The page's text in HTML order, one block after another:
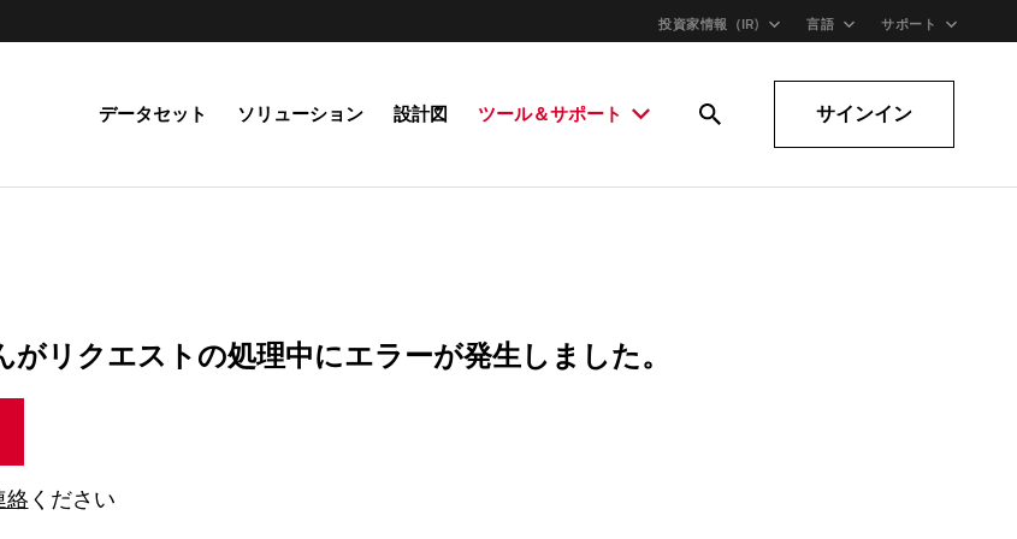
投資家情報（IR) 言語 サポート
データセット ソリューション 設計図 ツール＆サポート サインイン
がリクエストの処理中にエラーが発生しました。
絡 ください